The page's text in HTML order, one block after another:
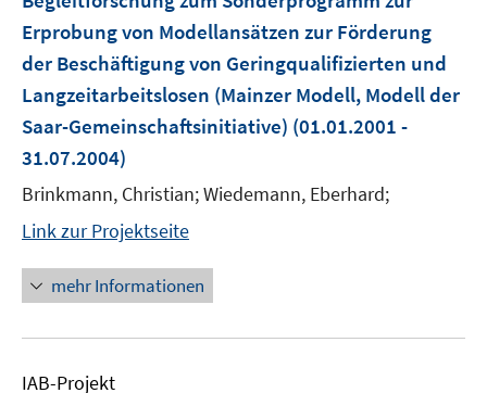
Erprobung von Modellansätzen zur Förderung
der Beschäftigung von Geringqualifizierten und
Langzeitarbeitslosen (Mainzer Modell, Modell der
Saar-Gemeinschaftsinitiative) (01.01.2001 -
31.07.2004)
Brinkmann, Christian; Wiedemann, Eberhard;
Link zur Projektseite
mehr Informationen
IAB-Projekt